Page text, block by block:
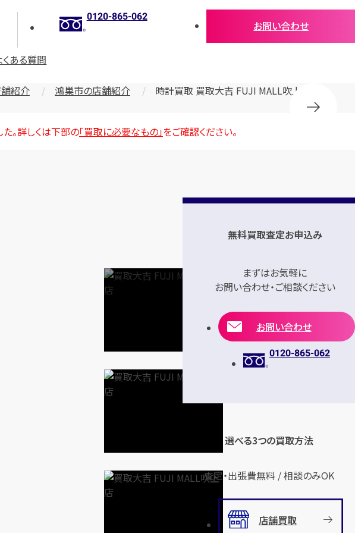
0120-865-062
お問い合わせ
くある質問
紹介 鴻巣市の店舗紹介 時計買取 買取大吉 FUJI MALL吹上店
。詳しくは下部の「買取に必要なもの」をご確認ください。
無料買取査定お申込み
まずはお気軽に
お問い合わせ・ご相談ください
お問い合わせ
0120-865-062
選べる3つの買取方法
査定・出張費無料 / 相談のみOK
店舗買取